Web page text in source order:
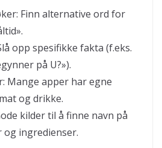
Finn alternative ord for
opp spesifikke fakta (f.eks.
på U?»).
Mange apper har egne
og drikke.
kilder til å finne navn på
ingredienser.